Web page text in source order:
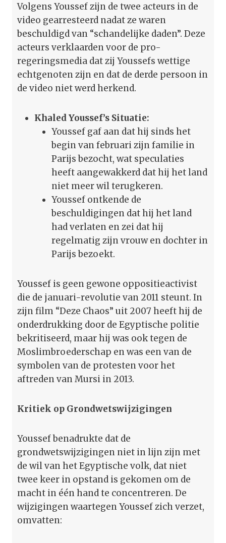
Volgens Youssef zijn de twee acteurs in de
video gearresteerd nadat ze waren
beschuldigd van “schandelijke daden”. Deze
acteurs verklaarden voor de pro-
regeringsmedia dat zij Youssefs wettige
echtgenoten zijn en dat de derde persoon in
de video niet werd herkend.
Khaled Youssef’s Situatie:
Youssef gaf aan dat hij sinds het
begin van februari zijn familie in
Parijs bezocht, wat speculaties
heeft aangewakkerd dat hij het land
niet meer wil terugkeren.
Youssef ontkende de
beschuldigingen dat hij het land
had verlaten en zei dat hij
regelmatig zijn vrouw en dochter in
Parijs bezoekt.
Youssef is geen gewone oppositieactivist
die de januari-revolutie van 2011 steunt. In
zijn film “Deze Chaos” uit 2007 heeft hij de
onderdrukking door de Egyptische politie
bekritiseerd, maar hij was ook tegen de
Moslimbroederschap en was een van de
symbolen van de protesten voor het
aftreden van Mursi in 2013.
Kritiek op Grondwetswijzigingen
Youssef benadrukte dat de
grondwetswijzigingen niet in lijn zijn met
de wil van het Egyptische volk, dat niet
twee keer in opstand is gekomen om de
macht in één hand te concentreren. De
wijzigingen waartegen Youssef zich verzet,
omvatten: